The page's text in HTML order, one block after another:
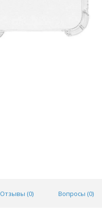
Отзывы (0) Вопросы (0)